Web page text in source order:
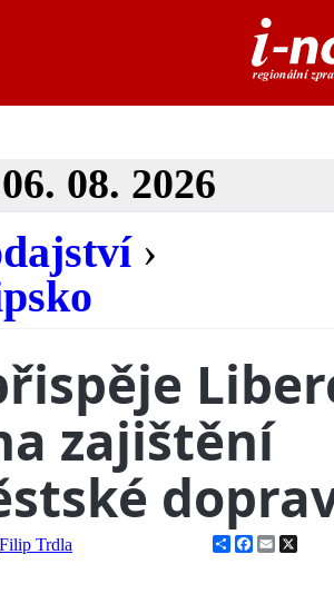
06. 08. 2026
›
zajištění
Filip Trdla ShareFacebook
Email